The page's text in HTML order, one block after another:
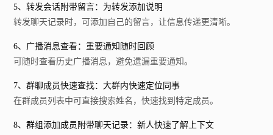
5、转发会话附带留言：为转发添加说明
转发聊天记录时，可添加自己的留言，让信息传递更清晰。
6、广播消息查看：重要通知随时回顾
可随时查看历史广播消息，避免遗漏重要通知。
7、群聊成员快速查找：大群内快速定位同事
在群成员列表中可直接搜索姓名，快速找到特定成员。
8、群组添加成员附带聊天记录：新人快速了解上下文